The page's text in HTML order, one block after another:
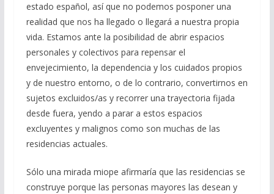
estado español, así que no podemos posponer una
realidad que nos ha llegado o llegará a nuestra propia
vida. Estamos ante la posibilidad de abrir espacios
personales y colectivos para repensar el
envejecimiento, la dependencia y los cuidados propios
y de nuestro entorno, o de lo contrario, convertirnos en
sujetos excluidos/as y recorrer una trayectoria fijada
desde fuera, yendo a parar a estos espacios
excluyentes y malignos como son muchas de las
residencias actuales.
Sólo una mirada miope afirmaría que las residencias se
construye porque las personas mayores las desean y